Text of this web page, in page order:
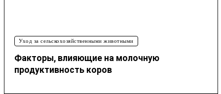
Уход за сельскохозяйственными животными
Факторы, влияющие на молочную
продуктивность коров